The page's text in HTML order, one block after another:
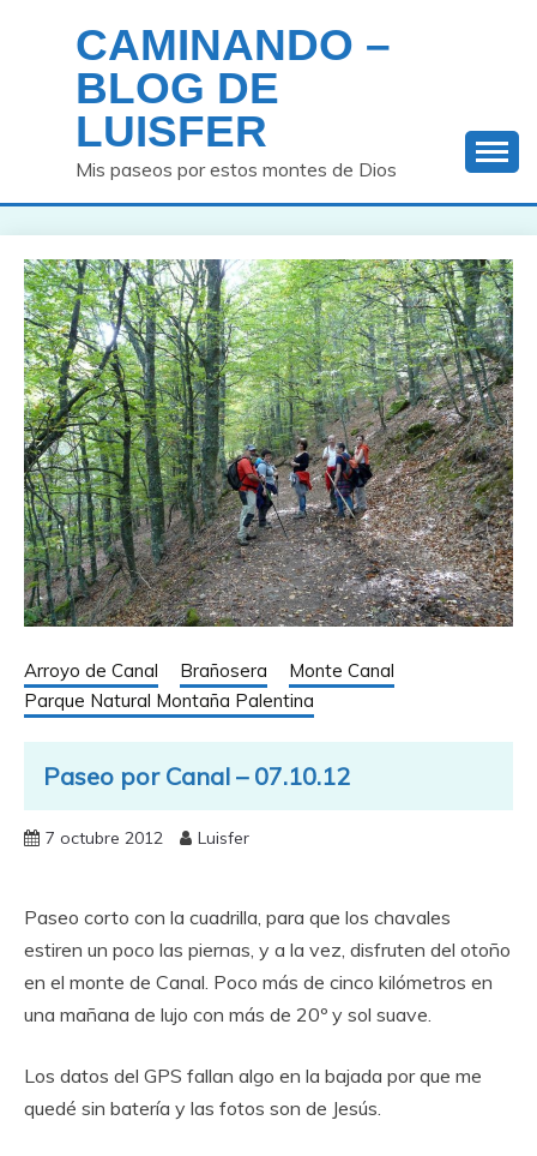
contenido
CAMINANDO –
BLOG DE
LUISFER
Mis paseos por estos montes de Dios
Arroyo de Canal Brañosera
Monte Canal
Parque Natural Montaña Palentina
Paseo por Canal – 07.10.12
7 octubre 2012 Luisfer
Paseo corto con la cuadrilla, para que los chavales
estiren un poco las piernas, y a la vez, disfruten del otoño
en el monte de Canal. Poco más de cinco kilómetros en
una mañana de lujo con más de 20º y sol suave.
Los datos del GPS fallan algo en la bajada por que me
quedé sin batería y las fotos son de Jesús.